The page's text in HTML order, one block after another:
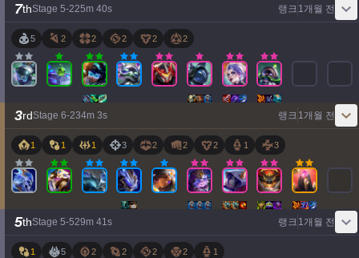
7thStage 5-225m 40s 랭크 1개월 전
5 2 2 2 2 2
3rdStage 6-234m 3s 랭크 1개월 전
1 1 1 3 2 2 2 1 3
5thStage 5-529m 41s 랭크 1개월 전
1 5 2 2 2 2 1